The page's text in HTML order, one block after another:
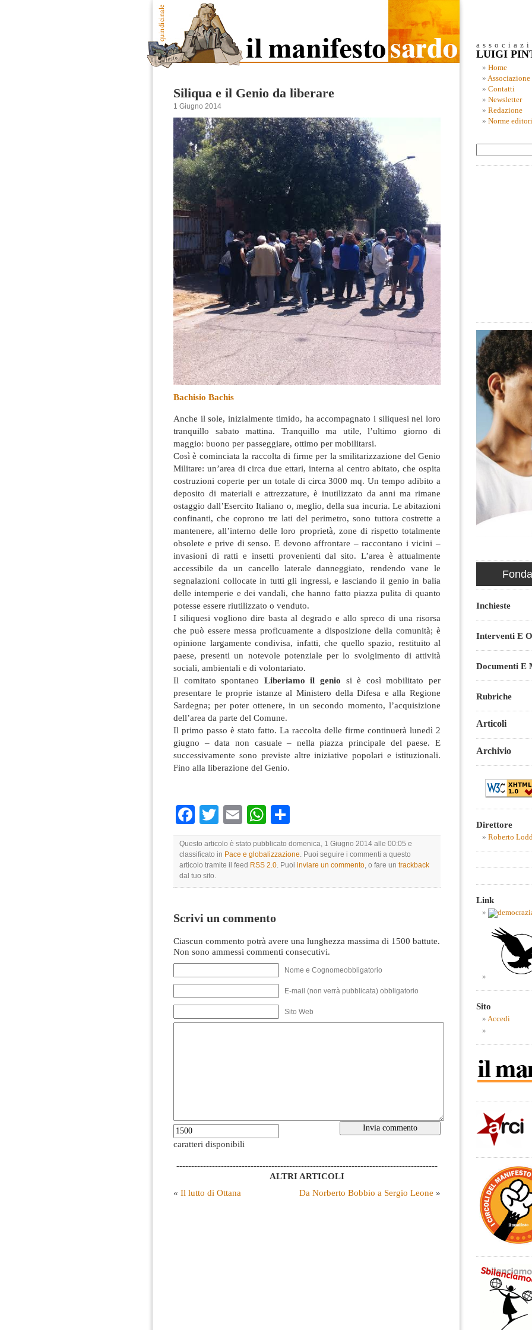
Siliqua e il Genio da liberare
1 Giugno 2014
Bachisio Bachis
Anche il sole, inizialmente timido, ha accompagnato i siliquesi nel loro
tranquillo sabato mattina. Tranquillo ma utile, l’ultimo giorno di
maggio: buono per passeggiare, ottimo per mobilitarsi.
Così è cominciata la raccolta di firme per la smilitarizzazione del Genio
Militare: un’area di circa due ettari, interna al centro abitato, che ospita
costruzioni coperte per un totale di circa 3000 mq. Un tempo adibito a
deposito di materiali e attrezzature, è inutilizzato da anni ma rimane
ostaggio dall’Esercito Italiano o, meglio, della sua incuria. Le abitazioni
confinanti, che coprono tre lati del perimetro, sono tuttora costrette a
mantenere, all’interno delle loro proprietà, zone di rispetto totalmente
obsolete e prive di senso. E devono affrontare – raccontano i vicini –
invasioni di ratti e insetti provenienti dal sito. L’area è attualmente
accessibile da un cancello laterale danneggiato, rendendo vane le
segnalazioni collocate in tutti gli ingressi, e lasciando il genio in balia
delle intemperie e dei vandali, che hanno fatto piazza pulita di quanto
potesse essere riutilizzato o venduto.
I siliquesi vogliono dire basta al degrado e allo spreco di una risorsa
che può essere messa proficuamente a disposizione della comunità; è
opinione largamente condivisa, infatti, che quello spazio, restituito al
paese, presenti un notevole potenziale per lo svolgimento di attività
sociali, ambientali e di volontariato.
Il comitato spontaneo Liberiamo il genio si è così mobilitato per
presentare le proprie istanze al Ministero della Difesa e alla Regione
Sardegna; per poter ottenere, in un secondo momento, l’acquisizione
dell’area da parte del Comune.
Il primo passo è stato fatto. La raccolta delle firme continuerà lunedì 2
giugno – data non casuale – nella piazza principale del paese. E
successivamente sono previste altre iniziative popolari e istituzionali.
Fino alla liberazione del Genio.
Facebook
TwitterEmailWhatsApp
Questo articolo è stato pubblicato domenica, 1 Giugno 2014 alle 00:05 e
classificato in Pace e globalizzazione. Puoi seguire i commenti a questo
articolo tramite il feed RSS 2.0. Puoi inviare un commento, o fare un trackback
dal tuo sito.
Scrivi un commento
Ciascun commento potrà avere una lunghezza massima di 1500 battute.
Non sono ammessi commenti consecutivi.
Nome e Cognomeobbligatorio
E-mail (non verrà pubblicata) obbligatorio
Sito Web
caratteri disponibili
----------------------------------------------------------------------------------------
ALTRI ARTICOLI
« Il lutto di Ottana Da Norberto Bobbio a Sergio Leone »
LUIGI
Home
Associazione
Contatti
Newsletter
Redazione
Norme
Inchieste
Interventi E
Documenti E
Rubriche
Articoli
Archivio
Direttore
Roberto
Link
Sito
Accedi